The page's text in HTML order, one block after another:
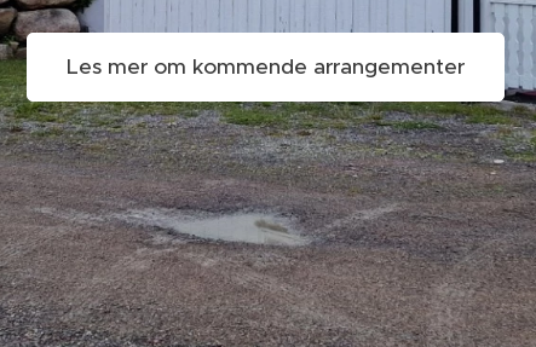
Les mer om kommende arrangementer